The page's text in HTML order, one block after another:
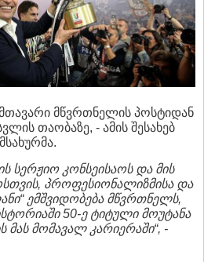
მთავარი მწვრთნელის პოსტიდან
თაობაზე, - ამის შესახებ
სერჟიო კონსეისაოს და მის
, პროფესიონალიზმისა და
“ ემშვიდობება მწვრთნელს,
50-ე ტიტული მოუტანა
მას მომავალ კარიერაში“, -